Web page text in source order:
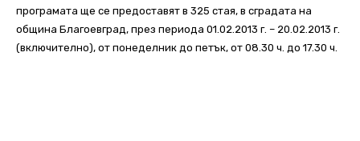
програмата ще се предоставят в 325 стая, в сградата на
община Благоевград, през периода 01.02.2013 г. – 20.02.2013 г.
(включително), от понеделник до петък, от 08.30 ч. до 17.30 ч.